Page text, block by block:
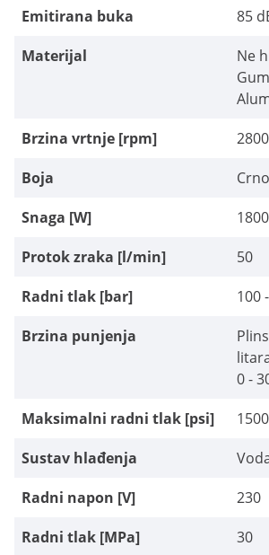
Emitirana buka
85
Materijal
Ne
Brzina vrtnje [rpm]
2800
Boja
Crno
Snaga [W]
1800
Protok zraka [l/min]
50
Radni tlak [bar]
100
Brzina punjenja
0 -
Maksimalni radni tlak [psi]
Sustav hlađenja
Radni napon [V]
230
Radni tlak [MPa]
30